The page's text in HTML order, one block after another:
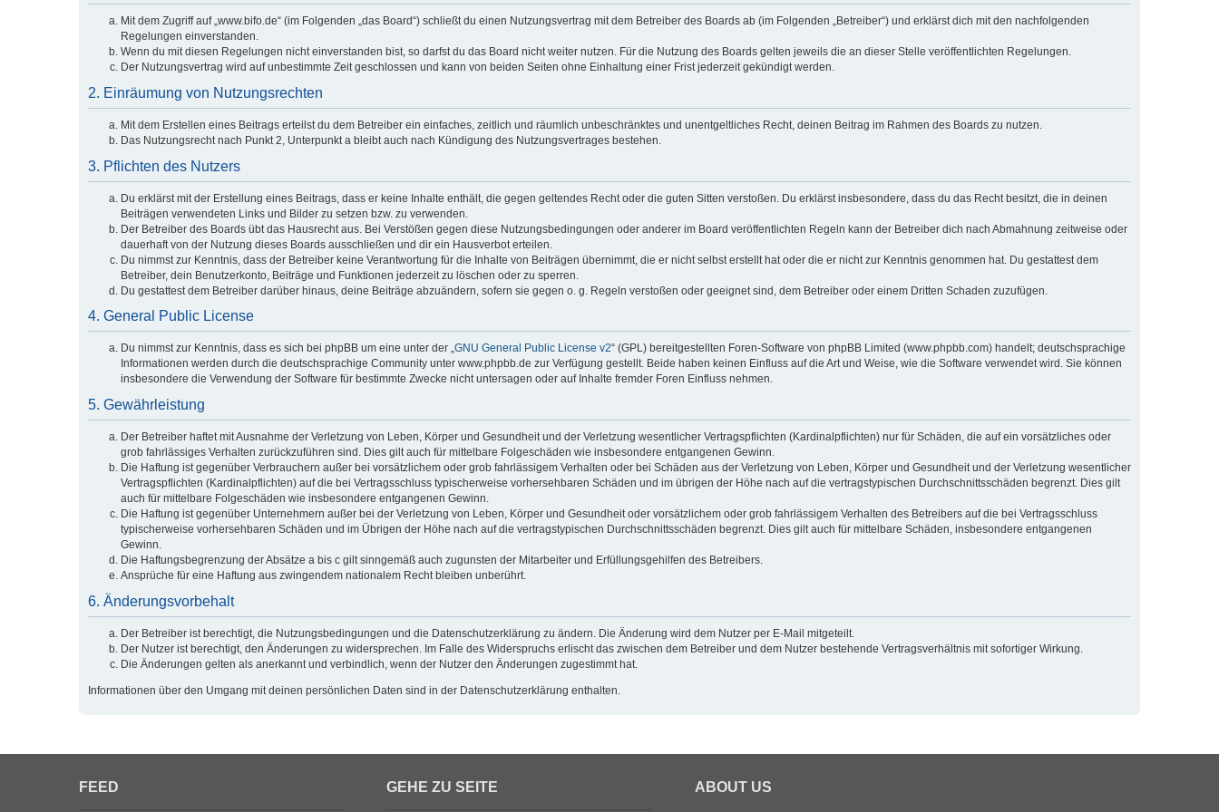
Mit dem Zugriff auf „www.bifo.de“ (im Folgenden „das Board“) schließt du einen Nutzungsvertrag mit dem Betreiber des Boards ab (im Folgenden „Betreiber“) und erklärst dich mit den nachfolgenden
Regelungen einverstanden.
Wenn du mit diesen Regelungen nicht einverstanden bist, so darfst du das Board nicht weiter nutzen. Für die Nutzung des Boards gelten jeweils die an dieser Stelle veröffentlichten Regelungen.
Der Nutzungsvertrag wird auf unbestimmte Zeit geschlossen und kann von beiden Seiten ohne Einhaltung einer Frist jederzeit gekündigt werden.
2. Einräumung von Nutzungsrechten
Mit dem Erstellen eines Beitrags erteilst du dem Betreiber ein einfaches, zeitlich und räumlich unbeschränktes und unentgeltliches Recht, deinen Beitrag im Rahmen des Boards zu nutzen.
Das Nutzungsrecht nach Punkt 2, Unterpunkt a bleibt auch nach Kündigung des Nutzungsvertrages bestehen.
3. Pflichten des Nutzers
Du erklärst mit der Erstellung eines Beitrags, dass er keine Inhalte enthält, die gegen geltendes Recht oder die guten Sitten verstoßen. Du erklärst insbesondere, dass du das Recht besitzt, die in deinen
Beiträgen verwendeten Links und Bilder zu setzen bzw. zu verwenden.
Der Betreiber des Boards übt das Hausrecht aus. Bei Verstößen gegen diese Nutzungsbedingungen oder anderer im Board veröffentlichten Regeln kann der Betreiber dich nach Abmahnung zeitweise oder
dauerhaft von der Nutzung dieses Boards ausschließen und dir ein Hausverbot erteilen.
Du nimmst zur Kenntnis, dass der Betreiber keine Verantwortung für die Inhalte von Beiträgen übernimmt, die er nicht selbst erstellt hat oder die er nicht zur Kenntnis genommen hat. Du gestattest dem
Betreiber, dein Benutzerkonto, Beiträge und Funktionen jederzeit zu löschen oder zu sperren.
Du gestattest dem Betreiber darüber hinaus, deine Beiträge abzuändern, sofern sie gegen o. g. Regeln verstoßen oder geeignet sind, dem Betreiber oder einem Dritten Schaden zuzufügen.
4. General Public License
Du nimmst zur Kenntnis, dass es sich bei phpBB um eine unter der „GNU General Public License v2“ (GPL) bereitgestellten Foren-Software von phpBB Limited (www.phpbb.com) handelt; deutschsprachige
Informationen werden durch die deutschsprachige Community unter www.phpbb.de zur Verfügung gestellt. Beide haben keinen Einfluss auf die Art und Weise, wie die Software verwendet wird. Sie können
insbesondere die Verwendung der Software für bestimmte Zwecke nicht untersagen oder auf Inhalte fremder Foren Einfluss nehmen.
5. Gewährleistung
Der Betreiber haftet mit Ausnahme der Verletzung von Leben, Körper und Gesundheit und der Verletzung wesentlicher Vertragspflichten (Kardinalpflichten) nur für Schäden, die auf ein vorsätzliches oder
grob fahrlässiges Verhalten zurückzuführen sind. Dies gilt auch für mittelbare Folgeschäden wie insbesondere entgangenen Gewinn.
Die Haftung ist gegenüber Verbrauchern außer bei vorsätzlichem oder grob fahrlässigem Verhalten oder bei Schäden aus der Verletzung von Leben, Körper und Gesundheit und der Verletzung wesentlicher
Vertragspflichten (Kardinalpflichten) auf die bei Vertragsschluss typischerweise vorhersehbaren Schäden und im übrigen der Höhe nach auf die vertragstypischen Durchschnittsschäden begrenzt. Dies gilt
auch für mittelbare Folgeschäden wie insbesondere entgangenen Gewinn.
Die Haftung ist gegenüber Unternehmern außer bei der Verletzung von Leben, Körper und Gesundheit oder vorsätzlichem oder grob fahrlässigem Verhalten des Betreibers auf die bei Vertragsschluss
typischerweise vorhersehbaren Schäden und im Übrigen der Höhe nach auf die vertragstypischen Durchschnittsschäden begrenzt. Dies gilt auch für mittelbare Schäden, insbesondere entgangenen
Gewinn.
Die Haftungsbegrenzung der Absätze a bis c gilt sinngemäß auch zugunsten der Mitarbeiter und Erfüllungsgehilfen des Betreibers.
Ansprüche für eine Haftung aus zwingendem nationalem Recht bleiben unberührt.
6. Änderungsvorbehalt
Der Betreiber ist berechtigt, die Nutzungsbedingungen und die Datenschutzerklärung zu ändern. Die Änderung wird dem Nutzer per E-Mail mitgeteilt.
Der Nutzer ist berechtigt, den Änderungen zu widersprechen. Im Falle des Widerspruchs erlischt das zwischen dem Betreiber und dem Nutzer bestehende Vertragsverhältnis mit sofortiger Wirkung.
Die Änderungen gelten als anerkannt und verbindlich, wenn der Nutzer den Änderungen zugestimmt hat.
Informationen über den Umgang mit deinen persönlichen Daten sind in der Datenschutzerklärung enthalten.
FEED GEHE ZU SEITE ABOUT US